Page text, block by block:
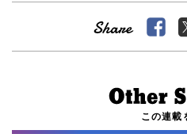
この連載